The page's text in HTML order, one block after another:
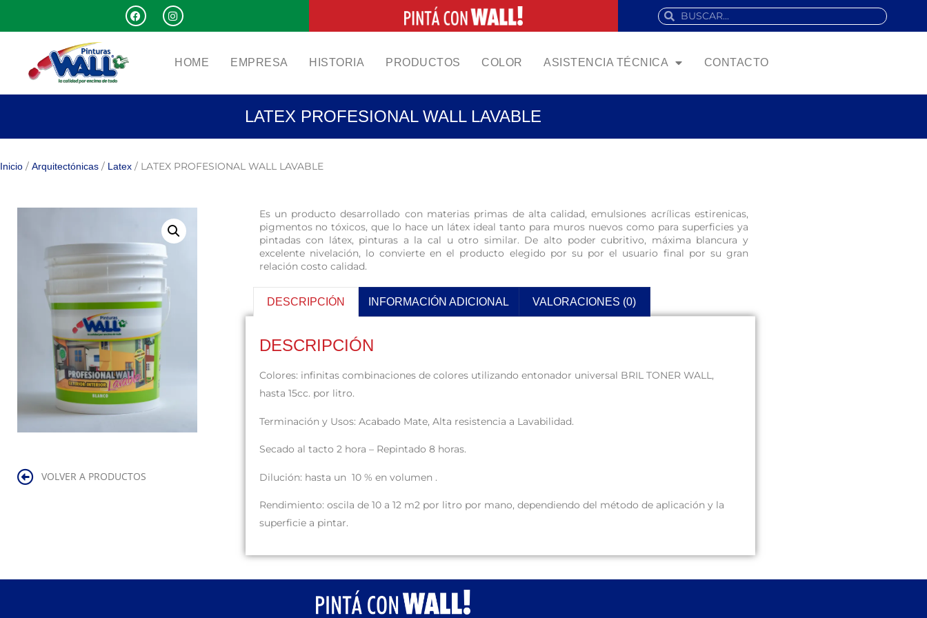
HOME EMPRESA HISTORIA PRODUCTOS COLOR ASISTENCIA TÉCNICA CONTACTO
LATEX PROFESIONAL WALL LAVABLE
Inicio / Arquitectónicas / Latex / LATEX PROFESIONAL WALL LAVABLE
VOLVER A PRODUCTOS
Es un producto desarrollado con materias primas de alta calidad, emulsiones acrílicas estirenicas,
pigmentos no tóxicos, que lo hace un látex ideal tanto para muros nuevos como para superficies ya
pintadas con látex, pinturas a la cal u otro similar. De alto poder cubritivo, máxima blancura y
excelente nivelación, lo convierte en el producto elegido por su por el usuario final por su gran
relación costo calidad.
DESCRIPCIÓN INFORMACIÓN ADICIONAL VALORACIONES (0)
DESCRIPCIÓN
Colores: infinitas combinaciones de colores utilizando entonador universal BRIL TONER WALL,
hasta 15cc. por litro.
Terminación y Usos: Acabado Mate, Alta resistencia a Lavabilidad.
Secado al tacto 2 hora – Repintado 8 horas.
Dilución: hasta un 10 % en volumen .
Rendimiento: oscila de 10 a 12 m2 por litro por mano, dependiendo del método de aplicación y la
superficie a pintar.